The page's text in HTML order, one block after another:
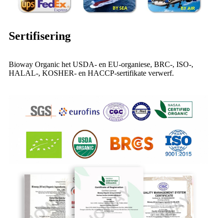
Sertifisering
Bioway Organic het USDA- en EU-organiese, BRC-, ISO-,
HALAL-, KOSHER- en HACCP-sertifikate verwerf.